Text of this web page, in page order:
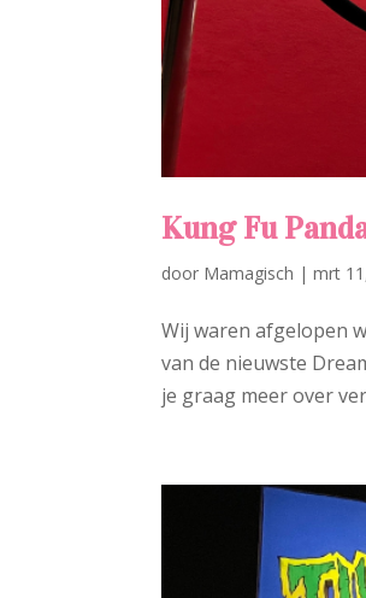
Kung Fu
door Mamagisch |mrt
Wij waren afgelopen
van de nieuwste
je graag meer over